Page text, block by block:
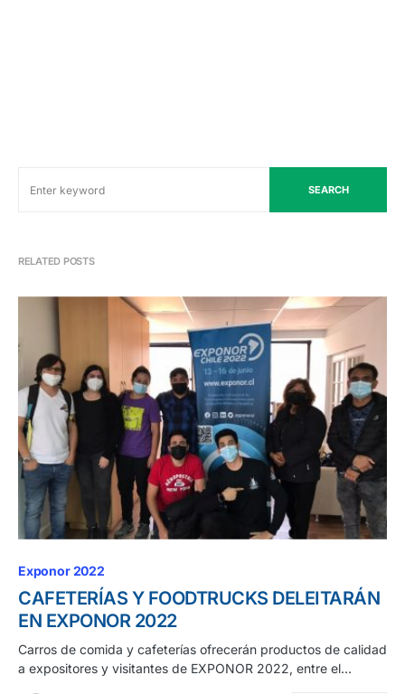
SEARCH
RELATED POSTS
Exponor 2022
CAFETERÍAS Y FOODTRUCKS DELEITARÁN
EN EXPONOR 2022
Carros de comida y cafeterías ofrecerán productos de calidad
a expositores y visitantes de EXPONOR 2022, entre el…